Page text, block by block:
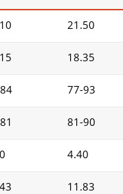
21.50
18.35
77-93
81-90
4.40
11.83